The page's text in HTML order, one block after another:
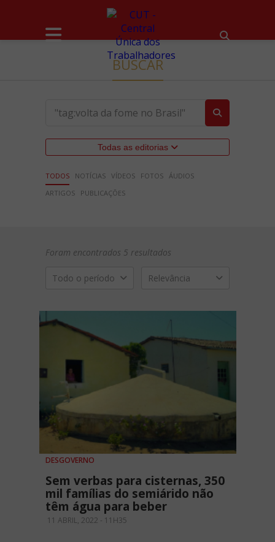
BUSCAR
Todas as editorias
TODOS NOTÍCIAS VÍDEOS FOTOS ÁUDIOS
ARTIGOS
PUBLICAÇÕES
Foram encontrados 5 resultados
Todo o período Relevância
DESGOVERNO
Sem verbas para cisternas, 350
mil famílias do semiárido não
têm água para beber
11 ABRIL, 2022 - 11H35